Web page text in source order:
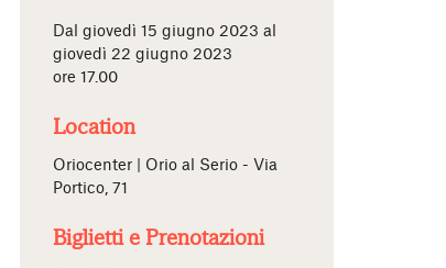
Dal giovedì 15 giugno 2023 al
giovedì 22 giugno 2023
ore 17.00
Location
Oriocenter | Orio al Serio - Via
Portico, 71
Biglietti e Prenotazioni